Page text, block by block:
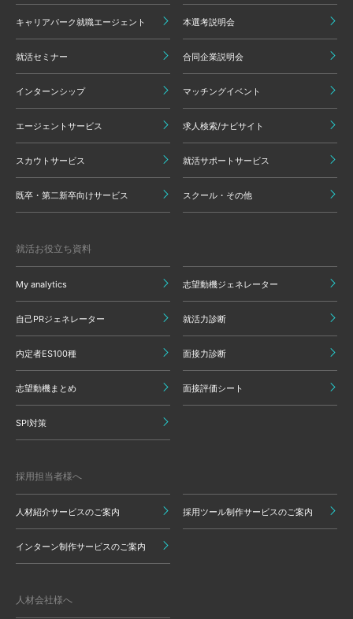
キャリアパーク就職エージェント 本選考説明会
就活セミナー 合同企業説明会
インターンシップ マッチングイベント
エージェントサービス 求人検索/ナビサイト
スカウトサービス 就活サポートサービス
既卒・第二新卒向けサービス スクール・その他
就活お役立ち資料
My analytics 志望動機ジェネレーター
自己PRジェネレーター 就活力診断
内定者ES100種 面接力診断
志望動機まとめ 面接評価シート
SPI対策
採用担当者様へ
人材紹介サービスのご案内 採用ツール制作サービスのご案内
インターン制作サービスのご案内
人材会社様へ